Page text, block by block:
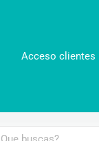
Acceso clientes